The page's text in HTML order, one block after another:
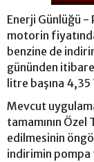
Enerji Günlüğü -
motorin
benzine de
gününden
litre başına
Mevcut
tamamının
edilmesinin
indirimin pompa